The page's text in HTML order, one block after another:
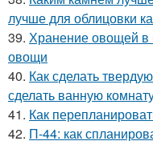
лучше для облицовки
39. Хранение овощей в
овощи
40. Как сделать
сделать ванную
41. Как
42. П-44: как